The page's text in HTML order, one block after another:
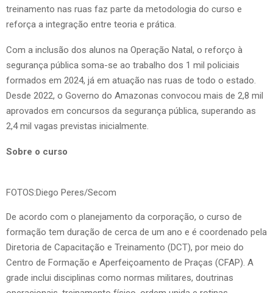
treinamento nas ruas faz parte da metodologia do curso e
reforça a integração entre teoria e prática.
Com a inclusão dos alunos na Operação Natal, o reforço à
segurança pública soma-se ao trabalho dos 1 mil policiais
formados em 2024, já em atuação nas ruas de todo o estado.
Desde 2022, o Governo do Amazonas convocou mais de 2,8 mil
aprovados em concursos da segurança pública, superando as
2,4 mil vagas previstas inicialmente.
Sobre o curso
FOTOS:Diego Peres/Secom
De acordo com o planejamento da corporação, o curso de
formação tem duração de cerca de um ano e é coordenado pela
Diretoria de Capacitação e Treinamento (DCT), por meio do
Centro de Formação e Aperfeiçoamento de Praças (CFAP). A
grade inclui disciplinas como normas militares, doutrinas